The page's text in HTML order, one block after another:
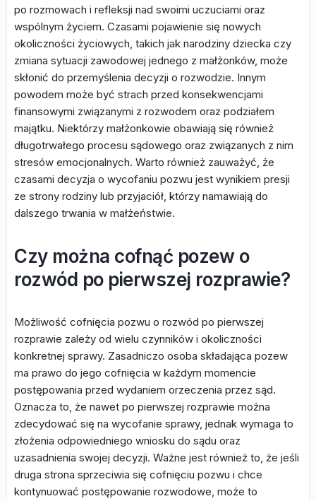
po rozmowach i refleksji nad swoimi uczuciami oraz
wspólnym życiem. Czasami pojawienie się nowych
okoliczności życiowych, takich jak narodziny dziecka czy
zmiana sytuacji zawodowej jednego z małżonków, może
skłonić do przemyślenia decyzji o rozwodzie. Innym
powodem może być strach przed konsekwencjami
finansowymi związanymi z rozwodem oraz podziałem
majątku. Niektórzy małżonkowie obawiają się również
długotrwałego procesu sądowego oraz związanych z nim
stresów emocjonalnych. Warto również zauważyć, że
czasami decyzja o wycofaniu pozwu jest wynikiem presji
ze strony rodziny lub przyjaciół, którzy namawiają do
dalszego trwania w małżeństwie.
Czy można cofnąć pozew o
rozwód po pierwszej rozprawie?
Możliwość cofnięcia pozwu o rozwód po pierwszej
rozprawie zależy od wielu czynników i okoliczności
konkretnej sprawy. Zasadniczo osoba składająca pozew
ma prawo do jego cofnięcia w każdym momencie
postępowania przed wydaniem orzeczenia przez sąd.
Oznacza to, że nawet po pierwszej rozprawie można
zdecydować się na wycofanie sprawy, jednak wymaga to
złożenia odpowiedniego wniosku do sądu oraz
uzasadnienia swojej decyzji. Ważne jest również to, że jeśli
druga strona sprzeciwia się cofnięciu pozwu i chce
kontynuować postępowanie rozwodowe, może to